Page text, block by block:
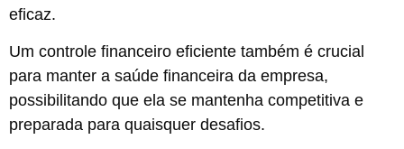
eficaz.
Um controle financeiro eficiente também é crucial
para manter a saúde financeira da empresa,
possibilitando que ela se mantenha competitiva e
preparada para quaisquer desafios.